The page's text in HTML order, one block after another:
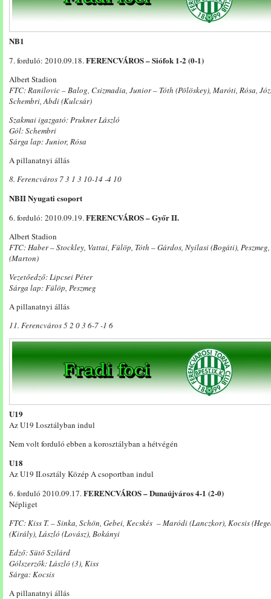
NB1
7. forduló: 2010.09.18.FERENCVÁROS – Siófok 1-2 (0-1)
Albert Stadion
FTC: Ranilovic – Balog, Csizmadia, Junior – Tóth (Pölöskey), Maróti, Rósa,
Schembri, Abdi (Kulcsár)
Szakmai igazgató: Prukner László
Gól: Schembri
Sárga lap: Junior, Rósa
A pillanatnyi állás
8. Ferencváros 7 3 1 3 10-14 -4 10
NBII Nyugati csoport
6. forduló: 2010.09.19.FERENCVÁROS – Győr II.
Albert Stadion
FTC: Haber – Stockley, Vattai, Fülöp, Tóth – Gárdos, Nyilasi (Bogáti),
(Marton)
Vezetőedző: Lipcsei Péter
Sárga lap: Fülöp, Peszmeg
A pillanatnyi állás
11. Ferencváros 5 2 0 3 6-7 -1 6
U19
Az U19 I.osztályban indul
Nem volt forduló ebben a korosztályban a hétvégén
U18
Az U19 II.osztály Közép A csoportban indul
6. forduló 2010.09.17.FERENCVÁROS – Dunaújváros 4-1 (2-0)
Népliget
FTC: Kiss T. – Sinka, Schön, Gebei, Kecskés – Maródi (Lanczkor), Kocsis
(Király), László (Lovász), Bokányi
Edző: Sütő Szilárd
Gólszerzők: László (3), Kiss
Sárga: Kocsis
A pillanatnyi állás